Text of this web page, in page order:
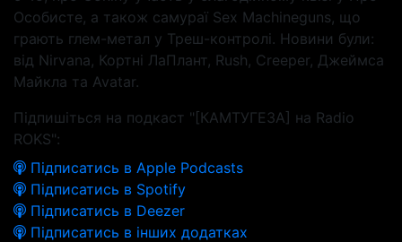
Особисте, а також самураї Sex Machineguns, що
грають глем-метал у Треш-контролі. Новини були:
від Nirvana, Кортні ЛаПлант, Rush, Creeper, Джеймса
Майкла та Avatar.
Підпишіться на подкаст "[КАМТУГЕЗА] на Radio
ROKS":
Підписатись в Apple Podcasts
Підписатись в Spotify
Підписатись в Deezer
Підписатись в інших додатках